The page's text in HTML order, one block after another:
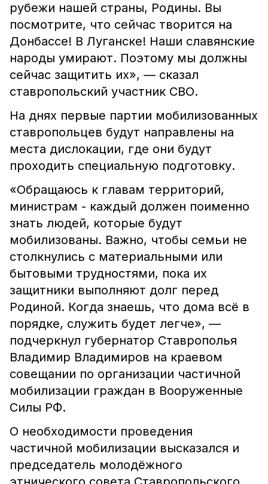
рубежи нашей страны, Родины. Вы
посмотрите, что сейчас творится на
Донбассе! В Луганске! Наши славянские
народы умирают. Поэтому мы должны
сейчас защитить их», — сказал
ставропольский участник СВО.
На днях первые партии мобилизованных
ставропольцев будут направлены на
места дислокации, где они будут
проходить специальную подготовку.
«Обращаюсь к главам территорий,
министрам - каждый должен поименно
знать людей, которые будут
мобилизованы. Важно, чтобы семьи не
столкнулись с материальными или
бытовыми трудностями, пока их
защитники выполняют долг перед
Родиной. Когда знаешь, что дома всё в
порядке, служить будет легче», —
подчеркнул губернатор Ставрополья
Владимир Владимиров на краевом
совещании по организации частичной
мобилизации граждан в Вооруженные
Силы РФ.
О необходимости проведения
частичной мобилизации высказался и
председатель молодёжного